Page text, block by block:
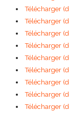
Télécharger
Télécharger
Télécharger
Télécharger
Télécharger
Télécharger
Télécharger
Télécharger
Télécharger